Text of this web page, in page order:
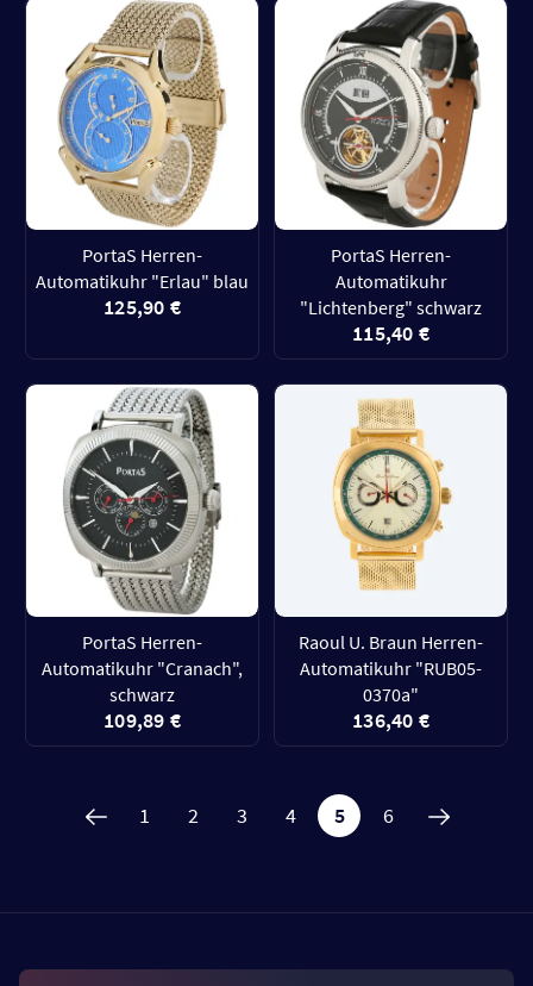
PortaS Herren-
Automatikuhr "Erlau" blau
125,90 €
PortaS Herren-
Automatikuhr
"Lichtenberg" schwarz
115,40 €
PortaS Herren-
Automatikuhr "Cranach",
schwarz
109,89 €
Raoul U. Braun Herren-
Automatikuhr "RUB05-
0370a"
136,40 €
1 2 3 4 5 6